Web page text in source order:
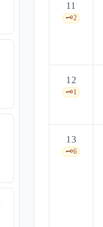
11
🗝️2
12
🗝️1
13
🗝️6